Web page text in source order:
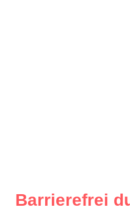
Barrierefrei